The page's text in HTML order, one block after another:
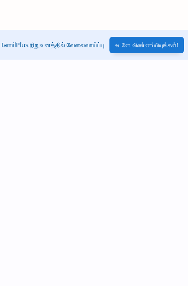
TamilPlus நிறுவனத்தில் வேலைவாய்ப்பு உடனே விண்ணப்பியுங்கள்!